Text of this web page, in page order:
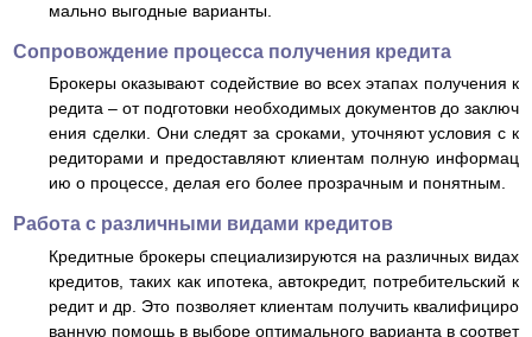
мально выгодные варианты.
Сопровождение процесса получения кредита
Брокеры оказывают содействие во всех этапах получения к
редита – от подготовки необходимых документов до заключ
ения сделки. Они следят за сроками, уточняют условия с к
редиторами и предоставляют клиентам полную информац
ию о процессе, делая его более прозрачным и понятным.
Работа с различными видами кредитов
Кредитные брокеры специализируются на различных видах
кредитов, таких как ипотека, автокредит, потребительский к
редит и др. Это позволяет клиентам получить квалифициро
ванную помощь в выборе оптимального варианта в соответ